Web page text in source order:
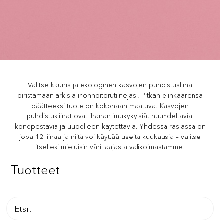
Valitse kaunis ja ekologinen kasvojen puhdistusliina
piristämään arkisia ihonhoitorutiinejasi. Pitkän elinkaarensa
päätteeksi tuote on kokonaan maatuva. Kasvojen
puhdistusliinat ovat ihanan imukykyisiä, huuhdeltavia,
konepestäviä ja uudelleen käytettäviä. Yhdessä rasiassa on
jopa 12 liinaa ja niitä voi käyttää useita kuukausia – valitse
itsellesi mieluisin väri laajasta valikoimastamme!
Tuotteet